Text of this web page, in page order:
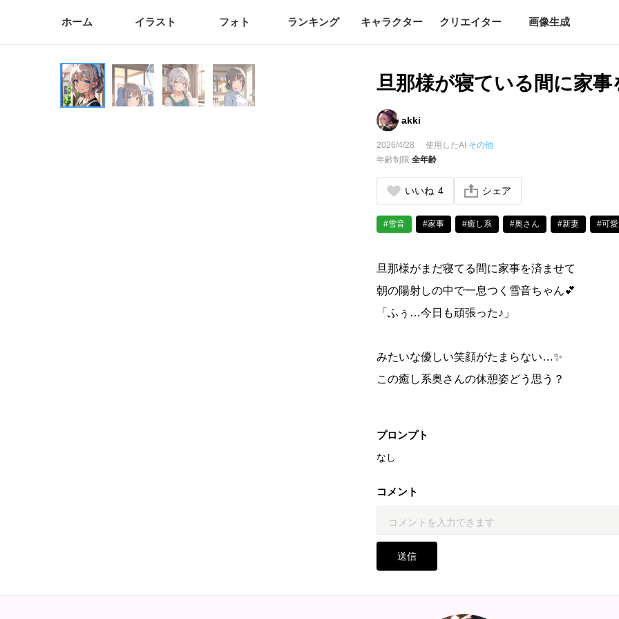
ホーム イラスト フォト ランキング キャラクター クリエイター 画像生成
旦那様が寝ている間に家事
akki
2026/4/28 使用したAI その他
年齢制限全年齢
いいね 4 シェア
#雪音 #家事 #癒し系 #奥さん #新妻 #可
旦那様がまだ寝てる間に家事を済ませて
朝の陽射しの中で一息つく雪音ちゃん💕
「ふぅ…今日も頑張った♪」
みたいな優しい笑顔がたまらない…✨
この癒し系奥さんの休憩姿どう思う？
プロンプト
なし
コメント
送信